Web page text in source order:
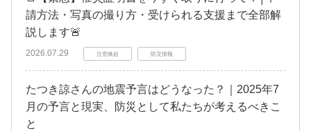
請方法・写真の撮り方・受けられる支援まで全部解
説します🚨
2026.07.29 注意喚起 防災情報
たつき諒さんの地震予言はどうなった？｜2025年7
月の予言と現実、防災として私たちが考えるべきこ
と